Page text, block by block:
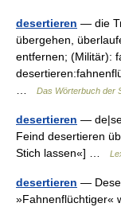
desertieren — die
übergehen,
entfernen; (Militär):
Das Wörterbuch der
desertieren —
Feind desertieren
Stich lassen«] …
desertieren —
»Fahnenflüchtiger«